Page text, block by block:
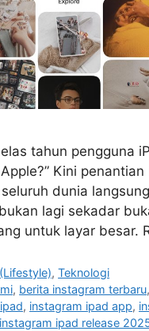
tahun pengguna
Kini
dunia
lagi sekadar
untuk layar besar.
,Teknologi
, berita instagram terbaru
, instagram ipad app,
instagram ipad release